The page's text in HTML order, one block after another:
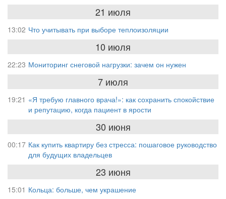
21 июля
13:02 Что учитывать при выборе теплоизоляции
10 июля
22:23 Мониторинг снеговой нагрузки: зачем он нужен
7 июля
19:21 «Я требую главного врача!»: как сохранить спокойствие
и репутацию, когда пациент в ярости
30 июня
00:17 Как купить квартиру без стресса: пошаговое руководство
для будущих владельцев
23 июня
15:01 Кольца: больше, чем украшение